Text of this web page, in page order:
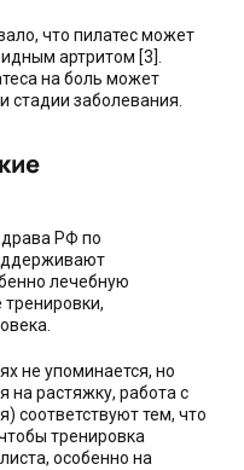
что пилатес может
артритом [3].
на боль может
стадии заболевания.
РФ по
лечебную
не упоминается, но
растяжку, работа с
соответствуют тем, что
тренировка
особенно на